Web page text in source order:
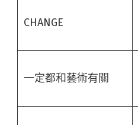
CHANGE
一定都和藝術有關